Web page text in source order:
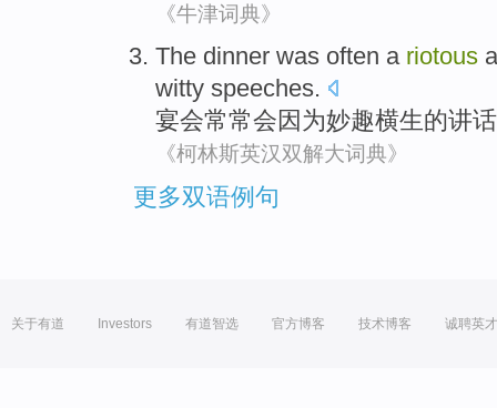
《牛津词典》
The dinner was often a riotous
witty speeches.
宴会常常会因为妙趣横生的讲话
《柯林斯英汉双解大词典》
更多双语例句
关于有道 Investors 有道智选 官方博客 技术博客 诚聘英才